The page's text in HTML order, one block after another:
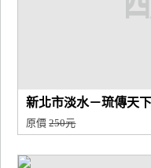
新北市淡水－琉傳天
原價250元